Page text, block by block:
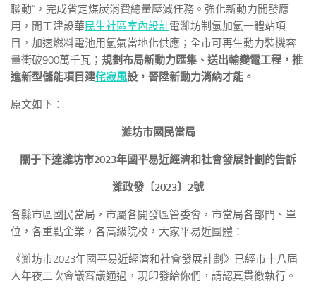
聯動”，完成省定煤炭消費總量壓減任務。強化新動力開發應
用，開工建設華民生社區室內設計電濰坊制氫加氫一體站項
目，加速燃料電池用氫氣當地化供應；全市可再生動力裝機容
量衝破900萬千瓦； 規劃布局新動力匯集、送出輸變電工程，推
進新型儲能項目建侘寂風設，晉陞新動力消納才能。
原文如下：
濰坊市國民當局
關于下達濰坊市2023年國平易近經濟和社會發展計劃的告訴
濰政發〔2023〕2號
各縣市區國民當局，市屬各開發區管委會，市當局各部門、單
位，各重點企業，各高級院校，大家平易近團體：
《濰坊市2023年國平易近經濟和社會發展計劃》已經市十八屆
人年夜二次會議審議通過，現印發給你們，請認真貫徹執行。